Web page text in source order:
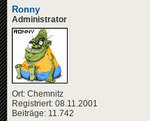
Ronny
Administrator
Ort: Chemnitz
Registriert: 08.11.2001
Beiträge: 11.742